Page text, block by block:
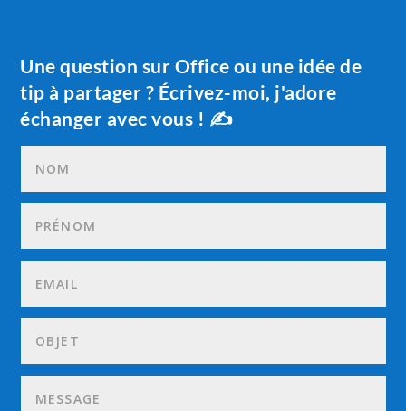
Une question sur Office ou une idée de
tip à partager ? Écrivez-moi, j'adore
échanger avec vous ! ✍️